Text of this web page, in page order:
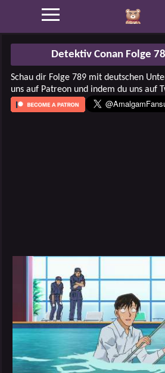
Detektiv Conan Folge
Schau dir Folge 789 mit deutschen
uns auf Patreon und indem du uns auf